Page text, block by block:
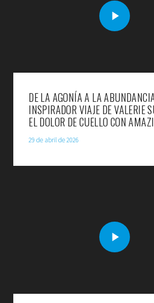
DE LA AGONÍA A LA
INSPIRADOR VIAJE DE VALERIE
EL DOLOR DE CUELLO CON
29 de abril de 2026